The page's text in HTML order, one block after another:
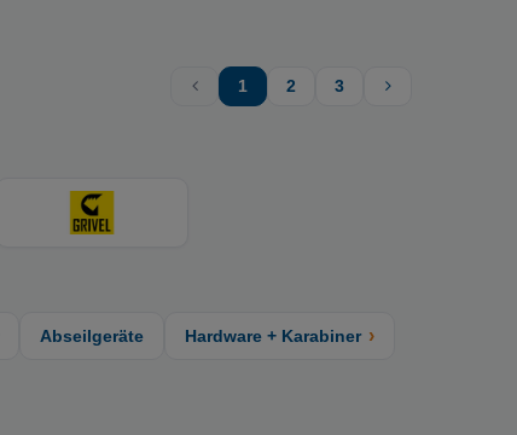
1 2 3
Abseilgeräte Hardware + Karabiner ›